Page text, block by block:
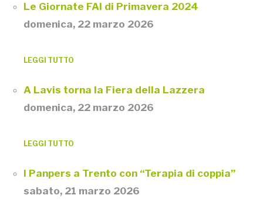
Le Giornate FAI di Primavera 2024
domenica, 22 marzo 2026
LEGGI TUTTO
A Lavis torna la Fiera della Lazzera
domenica, 22 marzo 2026
LEGGI TUTTO
I Panpers a Trento con “Terapia di coppia”
sabato, 21 marzo 2026